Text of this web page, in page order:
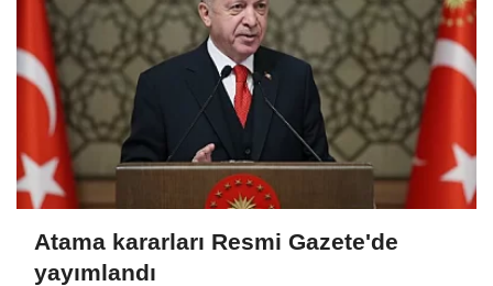
Atama kararları Resmi Gazete'de
yayımlandı